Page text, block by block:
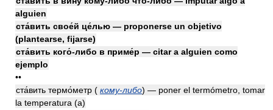
alguien
ста́вить свое́й це́лью — proponerse un objetivo
(plantearse, fijarse)
ста́вить кого́-либо в приме́р — citar a alguien como
ejemplo
••
ста́вить термо́метр ( кому-либо) — poner el termómetro, tomar
la temperatura (a)